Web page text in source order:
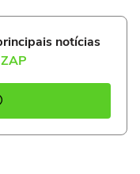
notícias
ZAP